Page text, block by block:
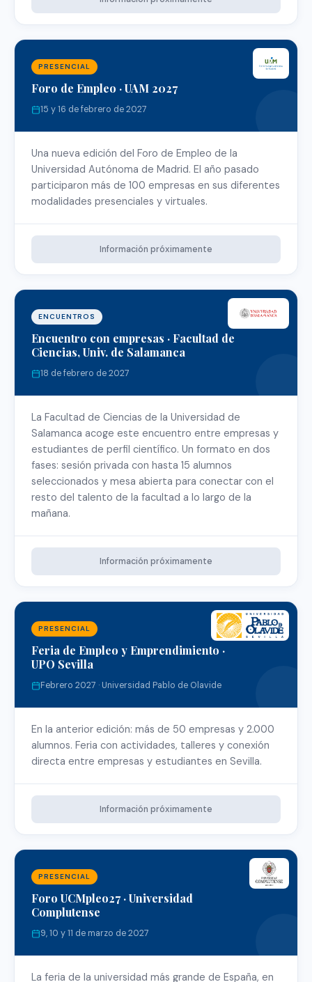
PRESENCIAL
Foro de Empleo · UAM 2027
15 y 16 de febrero de 2027
Una nueva edición del Foro de Empleo de la
Universidad Autónoma de Madrid. El año pasado
participaron más de 100 empresas en sus diferentes
modalidades presenciales y virtuales.
Información próximamente
ENCUENTROS
Encuentro con empresas · Facultad de
Ciencias, Univ. de Salamanca
18 de febrero de 2027
La Facultad de Ciencias de la Universidad de
Salamanca acoge este encuentro entre empresas y
estudiantes de perfil científico. Un formato en dos
fases: sesión privada con hasta 15 alumnos
seleccionados y mesa abierta para conectar con el
resto del talento de la facultad a lo largo de la
mañana.
Información próximamente
PRESENCIAL
Feria de Empleo y Emprendimiento ·
UPO Sevilla
Febrero 2027 · Universidad Pablo de Olavide
En la anterior edición: más de 50 empresas y 2.000
alumnos. Feria con actividades, talleres y conexión
directa entre empresas y estudiantes en Sevilla.
Información próximamente
PRESENCIAL
Foro UCMpleo27 · Universidad
Complutense
9, 10 y 11 de marzo de 2027
La feria de la universidad más grande de España, en